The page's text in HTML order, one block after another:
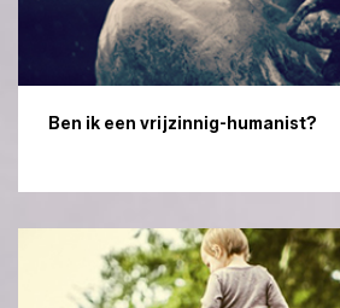
Ben ik een vrijzinnig-humanist?